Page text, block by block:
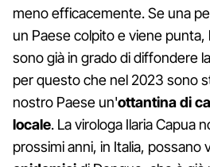
meno efficacemente. Se una
un Paese colpito e viene
sono già in grado di diffondere
per questo che nel 2023 sono
nostro Paese un'ottantina di
locale. La virologa Ilaria Capua
prossimi anni, in Italia, possano